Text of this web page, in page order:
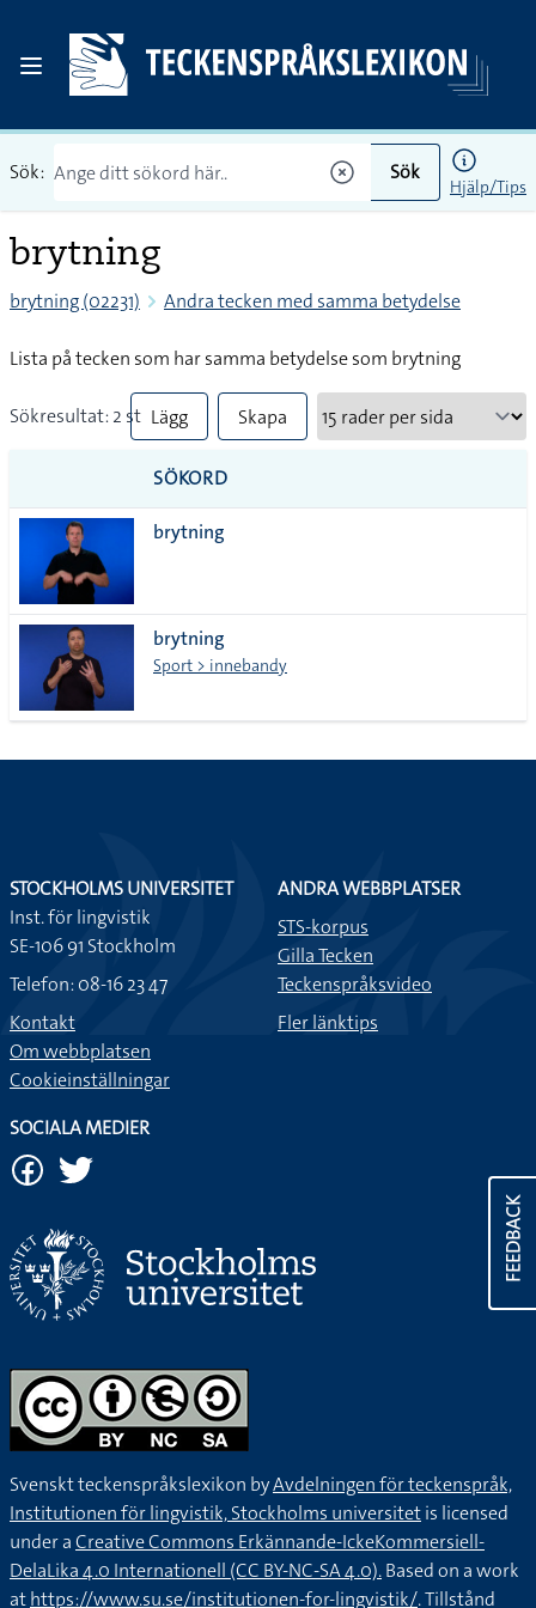
Sök: Sök
Hjälp/Tips
brytning
brytning (02231) Andra tecken med samma betydelse
Lista på tecken som har samma betydelse som brytning
Sökresultat: 2 st Lägg
till
alla i
Skapa
SÖKORD
brytning
brytning
Sport > innebandy
FEEDBACK
STOCKHOLMS UNIVERSITET
Inst. för lingvistik
SE-106 91 Stockholm
Telefon: 08-16 23 47
Kontakt
Om webbplatsen
Cookieinställningar
ANDRA WEBBPLATSER
STS-korpus
Gilla Tecken
Teckenspråksvideo
Fler länktips
SOCIALA MEDIER
Svenskt teckenspråkslexikon byAvdelningen för teckenspråk,
Institutionen för lingvistik, Stockholms universitetis licensed
under aCreative Commons Erkännande-IckeKommersiell-
DelaLika 4.0 Internationell (CC BY-NC-SA 4.0).Based on a work
athttps://www.su.se/institutionen-for-lingvistik/. Tillstånd